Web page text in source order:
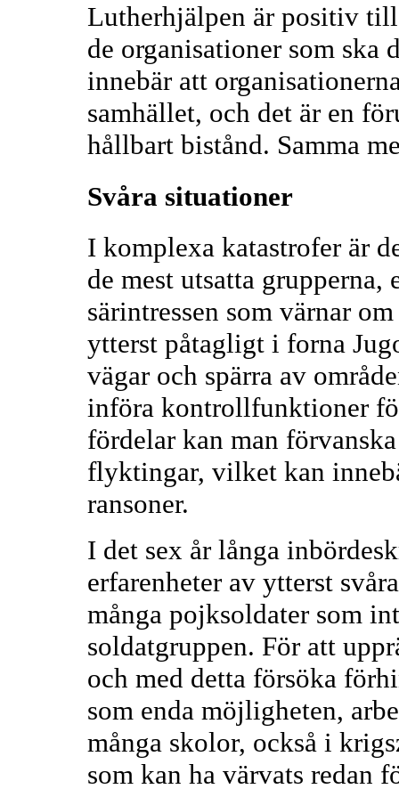
Lutherhjälpen är positiv
de organisationer som ska
innebär att
samhället, och det är en
hållbart bistånd. Samma
Svåra situationer
I komplexa katastrofer är
de mest utsatta
särintressen som värnar
ytterst påtagligt i forna
vägar och spärra av
införa kontrollfunktioner
fördelar kan man
flyktingar, vilket kan
ransoner.
I det sex år långa
erfarenheter av ytterst
många pojksoldater som
soldatgruppen. För att
och med detta försöka
som enda möjligheten,
många skolor, också i
som kan ha värvats redan